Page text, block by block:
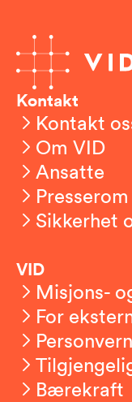
Kontakt
Kontakt
Om VID
Ansatte
Presserom
Sikkerhet
VID
Misjons-
For
Bærekraft